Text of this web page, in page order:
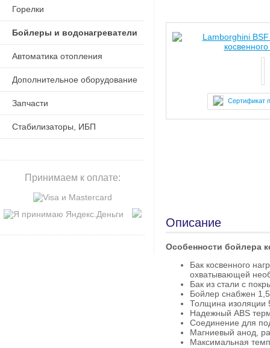
Горелки
Бойлеры и водонагреватели
Автоматика отопления
Дополнительное оборудование
Запчасти
Стабилизаторы, ИБП
Принимаем к оплате:
Сертификат
Описание
Особенности бойлера
Бак косвенного
охватывающей
Бак из стали с
Бойлер снабжен
Толщина изоляции
Надежный ABS
Соединение для
Магниевый анод,
Максимальная